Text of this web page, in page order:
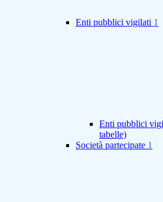
Enti pubblici vigilati 1
Enti pubblici
tabelle)
Società partecipate 1